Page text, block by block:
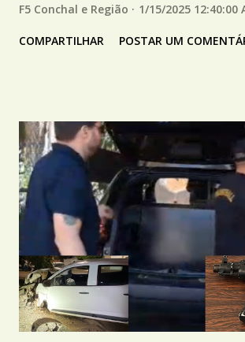
F5 Conchal e Região 1/15/2025 12:40:00
COMPARTILHAR POSTAR UM